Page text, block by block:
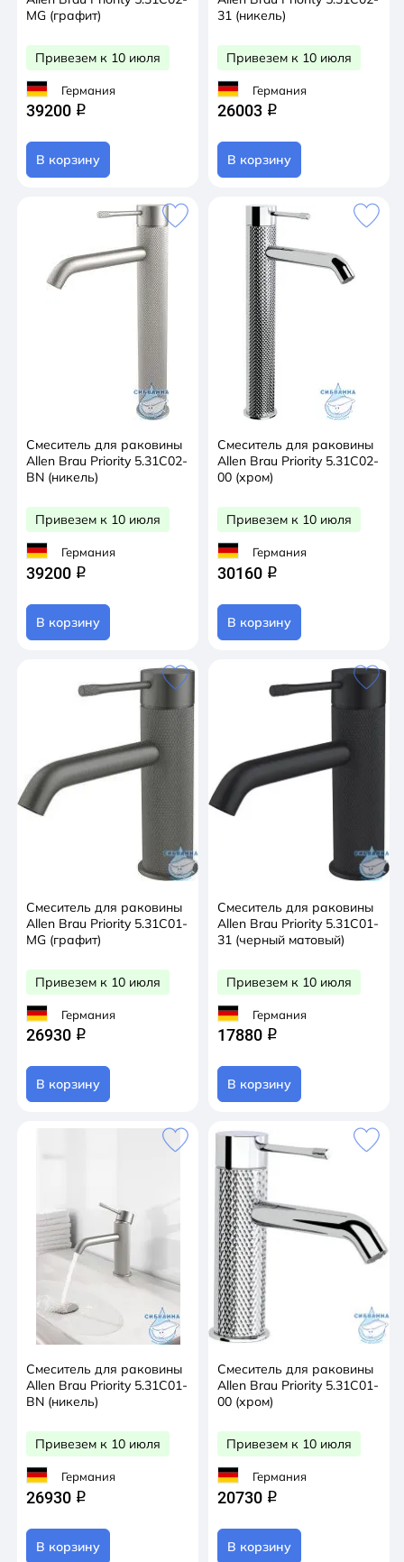
MG (графит)
Привезем к 10 июля
Германия
39200 q
В корзину
31 (никель)
Привезем к 10 июля
Германия
26003 q
В корзину
Смеситель для раковины
Allen Brau Priority 5.31С02-
BN (никель)
Привезем к 10 июля
Германия
39200 q
В корзину
Смеситель для раковины
Allen Brau Priority 5.31С02-
00 (хром)
Привезем к 10 июля
Германия
30160 q
В корзину
Смеситель для раковины
Allen Brau Priority 5.31С01-
MG (графит)
Привезем к 10 июля
Германия
26930 q
В корзину
Смеситель для раковины
Allen Brau Priority 5.31С01-
31 (черный матовый)
Привезем к 10 июля
Германия
17880 q
В корзину
Смеситель для раковины
Allen Brau Priority 5.31С01-
BN (никель)
Привезем к 10 июля
Германия
26930 q
В корзину
Смеситель для раковины
Allen Brau Priority 5.31С01-
00 (хром)
Привезем к 10 июля
Германия
20730 q
В корзину